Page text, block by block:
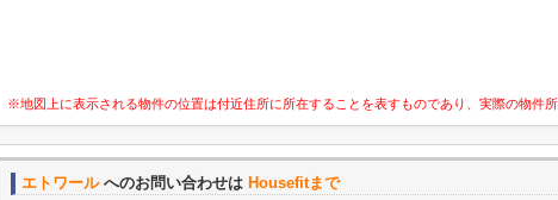
※地図上に表示される物件の位置は付近住所に所在することを表すものであり、実際の物件
エトワールへのお問い合わせは Housefitまで